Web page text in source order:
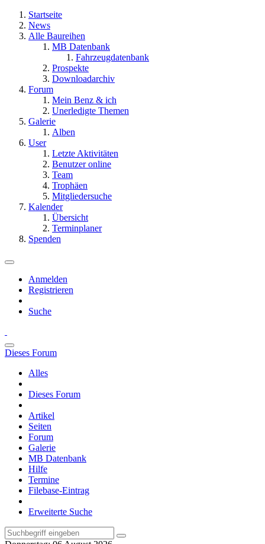
Startseite
News
Alle Baureihen
MB Datenbank
Fahrzeugdatenbank
Prospekte
Downloadarchiv
Forum
Mein Benz & ich
Unerledigte Themen
Galerie
Alben
User
Letzte Aktivitäten
Benutzer online
Team
Trophäen
Mitgliedersuche
Kalender
Übersicht
Terminplaner
Spenden
Anmelden
Registrieren
Suche
Dieses Forum
Alles
Dieses Forum
Artikel
Seiten
Forum
Galerie
MB Datenbank
Hilfe
Termine
Filebase-Eintrag
Erweiterte Suche